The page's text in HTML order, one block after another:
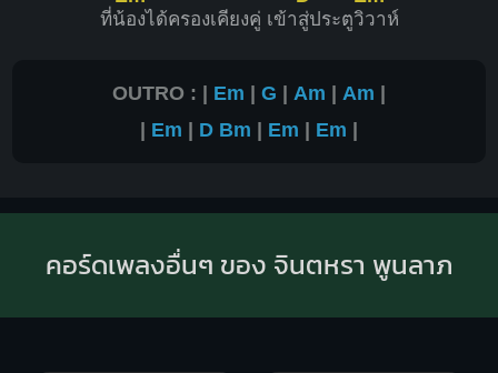
ที่น้องได้ครองเคียงคู่ เข้าสู่ประตูวิวาห์
OUTRO : | Em | G | Am | Am |
| Em | D Bm | Em | Em |
คอร์ดเพลงอื่นๆ ของ จินตหรา พูนลาภ